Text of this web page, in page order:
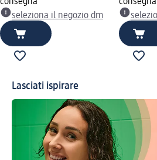
seleziona il negozio dm
Lasciati ispirare